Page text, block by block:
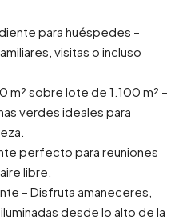
para huéspedes –
visitas o incluso
m² sobre lote de 1.100 m² –
verdes ideales para
perfecto para reuniones
libre.
– Disfruta amaneceres,
desde lo alto de la